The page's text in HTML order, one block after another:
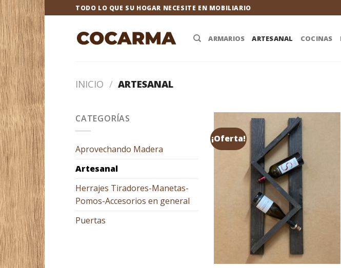
Saltar
al
contenido
TODO LO QUE SU HOGAR NECESITE EN MOBILIARIO
ARMARIOS ARTESANAL COCINAS
INICIO / ARTESANAL
CATEGORÍAS
Aprovechando Madera
Artesanal
Herrajes Tiradores-Manetas-
Pomos-Accesorios en general
Puertas
¡Oferta!